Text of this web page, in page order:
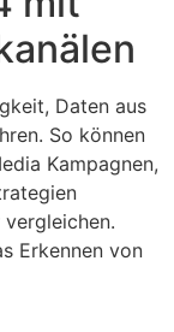
Daten aus
So können
Kampagnen,
Erkennen von